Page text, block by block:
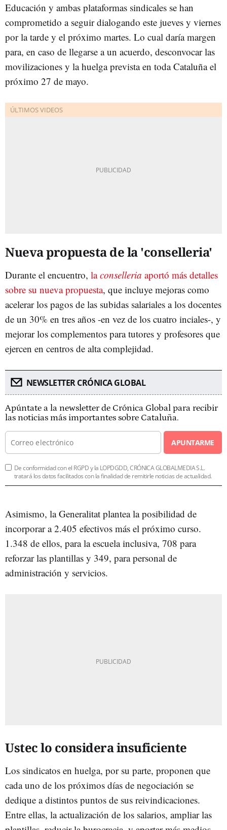
Educación y ambas plataformas sindicales se han
comprometido a seguir dialogando este jueves y viernes
por la tarde y el próximo martes. Lo cual daría margen
para, en caso de llegarse a un acuerdo, desconvocar las
movilizaciones y la huelga prevista en toda Cataluña el
próximo 27 de mayo.
Nueva propuesta de la 'conselleria'
Durante el encuentro, laconselleria aportó más detalles
sobre su nueva propuesta, que incluye mejoras como
acelerar los pagos de las subidas salariales a los docentes
de un 30% en tres años -en vez de los cuatro inciales-, y
mejorar los complementos para tutores y profesores que
ejercen en centros de alta complejidad.
NEWSLETTER CRÓNICA GLOBAL
Apúntate a la newsletter de Crónica Global para recibir
las noticias más importantes sobre Cataluña.
APUNTARME
De conformidad con el RGPD y la LOPDGDD, CRÓNICA GLOBALMEDIA S.L.
tratará los datos facilitados con la finalidad de remitirle noticias de actualidad.
Asimismo, la Generalitat plantea la posibilidad de
incorporar a 2.405 efectivos más el próximo curso.
1.348 de ellos, para la escuela inclusiva, 708 para
reforzar las plantillas y 349, para personal de
administración y servicios.
Ustec lo considera insuficiente
Los sindicatos en huelga, por su parte, proponen que
cada uno de los próximos días de negociación se
dedique a distintos puntos de sus reivindicaciones.
Entre ellas, la actualización de los salarios, ampliar las